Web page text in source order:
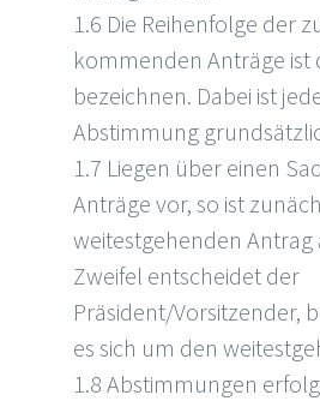
1.6 Die Reihenfolge der
kommenden Anträge ist
bezeichnen. Dabei ist
Abstimmung
1.7 Liegen über einen
Anträge vor, so ist
weitestgehenden
Zweifel entscheidet der
Präsident/Vorsitzender,
es sich um den
1.8 Abstimmungen